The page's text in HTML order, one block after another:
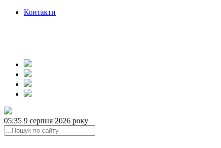
Контакти
05:35 9 серпня 2026 року